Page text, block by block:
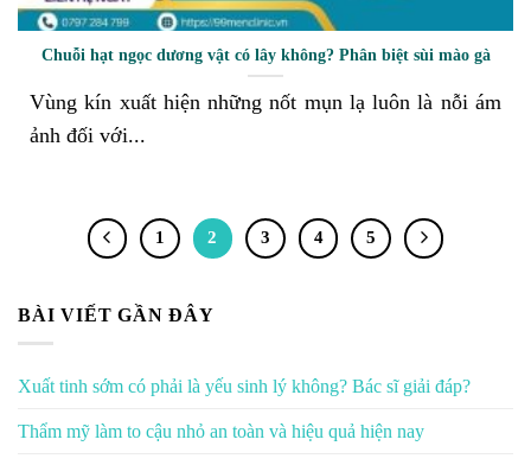
Chuỗi hạt ngọc dương vật có lây không? Phân biệt sùi mào gà
Vùng kín xuất hiện những nốt mụn lạ luôn là nỗi ám
ảnh đối với...
1 2 3 4 5
BÀI VIẾT GẦN ĐÂY
Xuất tinh sớm có phải là yếu sinh lý không? Bác sĩ giải đáp?
Thẩm mỹ làm to cậu nhỏ an toàn và hiệu quả hiện nay